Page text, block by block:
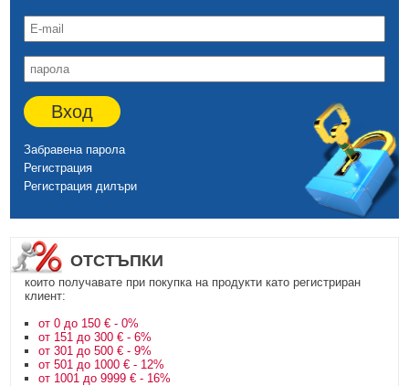
Вход
Забравена парола
Регистрация
Регистрация дилъри
ОТСТЪПКИ
които получавате при покупка на продукти като регистриран
клиент:
от 0 до 150 € - 0%
от 151 до 300 € - 6%
от 301 до 500 € - 9%
от 501 до 1000 € - 12%
от 1001 до 9999 € - 16%